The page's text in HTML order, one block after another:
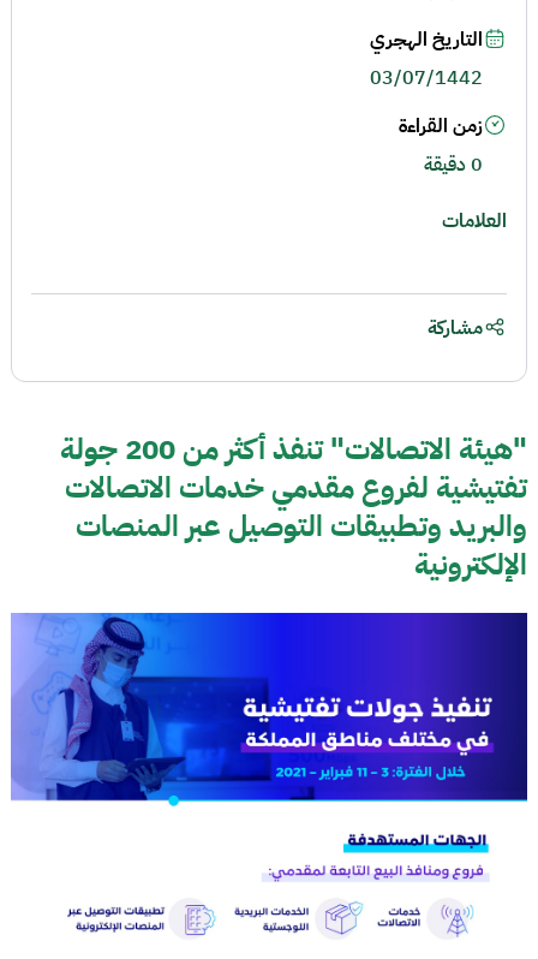
"هيئة الاتصالات" تنفذ أكثر من 200 جولة
تفتيشية لفروع مقدمي خدمات الاتصالات
والبريد وتطبيقات التوصيل عبر المنصات
الإلكترونية
التاريخ الهجري
03/07/1442
زمن القراءة
0 دقيقة
العلامات
مشاركة